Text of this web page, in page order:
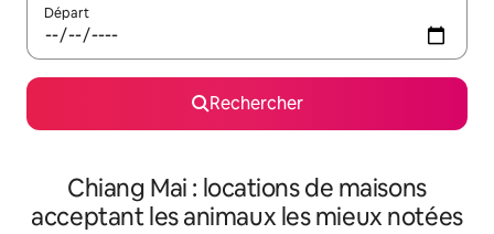
Départ
Rechercher
Chiang Mai : locations de maisons
acceptant les animaux les mieux notées